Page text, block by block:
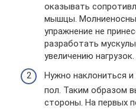
оказывать
мышцы.
упражнение не
разработать
увеличению нагрузок.
Нужно наклониться и
пол. Таким образом
стороны. На первых